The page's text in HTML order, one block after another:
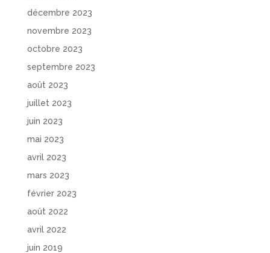
décembre 2023
novembre 2023
octobre 2023
septembre 2023
août 2023
juillet 2023
juin 2023
mai 2023
avril 2023
mars 2023
février 2023
août 2022
avril 2022
juin 2019